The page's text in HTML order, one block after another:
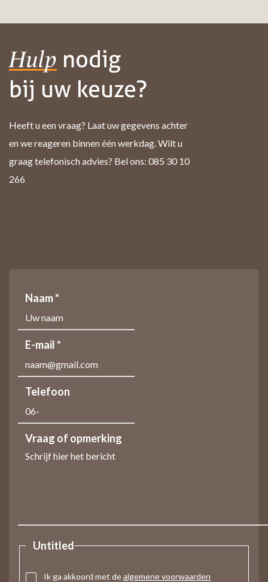
Hulp nodig
bij uw keuze?
Heeft u een vraag? Laat uw gegevens achter
en we reageren binnen één werkdag. Wilt u
graag telefonisch advies? Bel ons: 085 30 10
266
Naam *
E-mail *
Telefoon
Vraag of opmerking
Untitled
Ik ga akkoord met dealgemene voorwaarden